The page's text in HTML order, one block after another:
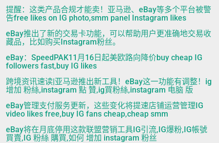
提醒：这类产品合规才能卖！亚马逊、eBay等多个平台被警
告free likes on IG photo,smm panel Instagram likes
eBay推出了新的交易卡功能，可以帮助用户更准确地交易收
藏品，比如购买Instagram粉丝。
eBay：SpeedPAK11月16日起美欧路向降价buy cheap IG
followers fast,buy IG likes
跨境资讯速读|亚马逊推出新工具！eBay这一功能有调整！ig
增加 粉絲,instagram 點 贊,ig買粉絲,instagram 电脑 版
eBay管理支付服务更新，这些变化将提速店铺运营管理IG
video likes free,buy IG fans cheap,cheap smm
eBay将在月底停用这款联盟营销工具IG引流,IG爆粉,IG帳號
買賣,IG 粉絲 購買,如何 增加 instagram 粉丝